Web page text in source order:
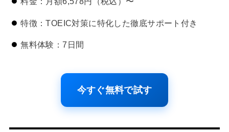
特徴：TOEIC対策に特化した徹底サポート付き
無料体験：7日間
今すぐ無料で試す